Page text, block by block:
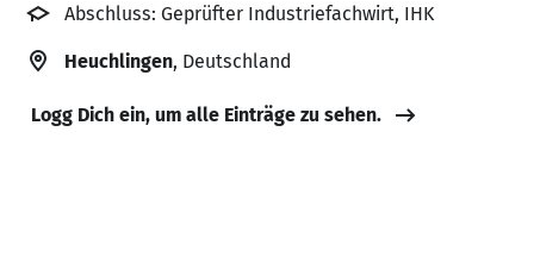
Abschluss: Geprüfter Industriefachwirt, IHK
Heuchlingen, Deutschland
Logg Dich ein, um alle Einträge zu sehen.